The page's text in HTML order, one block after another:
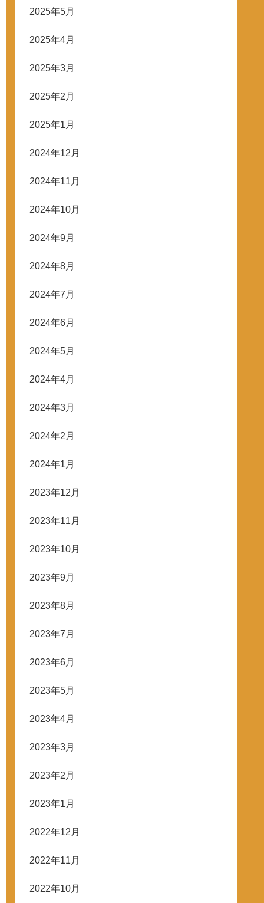
2025年5月
2025年4月
2025年3月
2025年2月
2025年1月
2024年12月
2024年11月
2024年10月
2024年9月
2024年8月
2024年7月
2024年6月
2024年5月
2024年4月
2024年3月
2024年2月
2024年1月
2023年12月
2023年11月
2023年10月
2023年9月
2023年8月
2023年7月
2023年6月
2023年5月
2023年4月
2023年3月
2023年2月
2023年1月
2022年12月
2022年11月
2022年10月